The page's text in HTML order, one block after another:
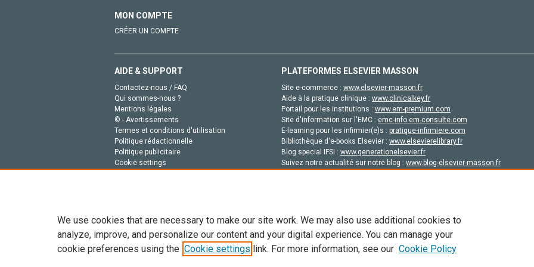
MON COMPTE
CRÉER UN COMPTE
AIDE & SUPPORT
Contactez-nous / FAQ
Qui sommes-nous ?
Mentions légales
© - Avertissements
Termes et conditions d'utilisation
Politique rédactionnelle
Politique publicitaire
Cookie settings
PLATEFORMES ELSEVIER MASSON
Site e-commerce : www.elsevier-masson.fr
Aide à la pratique clinique : www.clinicalkey.fr
Portail pour les institutions : www.em-premium.com
Site d'information sur l'EMC : emc-info.em-consulte.com
E-learning pour les infirmier(e)s : pratique-infirmiere.com
Bibliothèque d'e-books Elsevier : www.elsevierelibrary.fr
Blog special IFSI : www.generationelsevier.fr
Suivez notre actualité sur notre blog : www.blog-elsevier-masson.fr
Tout le contenu de ce site: Copyright © 2026 Elsevier, ses concédants de licence et ses contributeurs. Tout les droits sont réservés,
de données, a la formation en IA et aux technologies similaires. Pour tout contenu en libre accès, les conditions de licence
We use cookies that are necessary to make our site work. We may also use additional cookies to
analyze, improve, and personalize our content and your digital experience. You can manage your
cookie preferences using the Cookie settings link. For more information, see our Cookie Policy